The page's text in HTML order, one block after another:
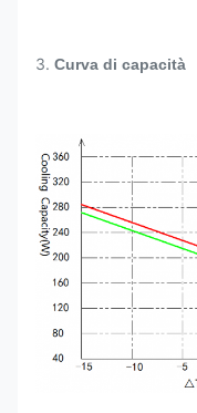
3. Curva di capacità